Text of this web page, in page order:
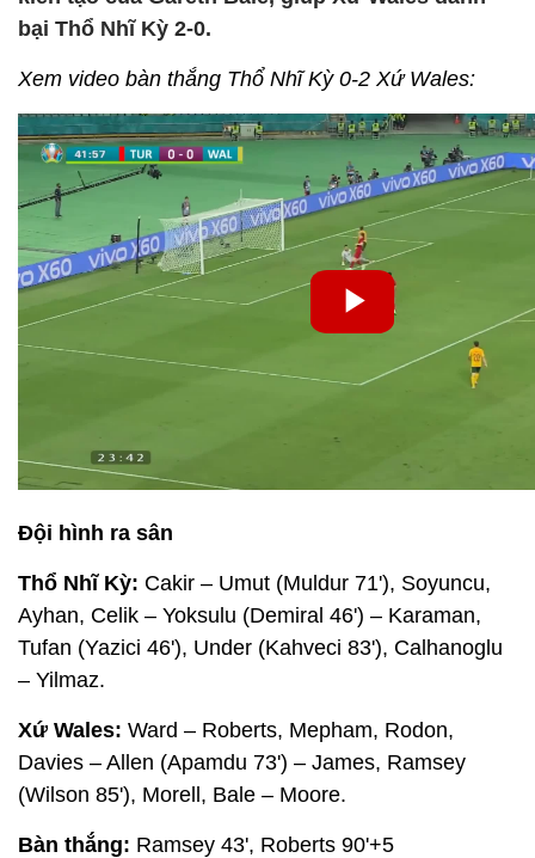
bại Thổ Nhĩ Kỳ 2-0.
Xem video bàn thắng Thổ Nhĩ Kỳ 0-2 Xứ Wales:
Đội hình ra sân
Thổ Nhĩ Kỳ: Cakir – Umut (Muldur 71'), Soyuncu,
Ayhan, Celik – Yoksulu (Demiral 46') – Karaman,
Tufan (Yazici 46'), Under (Kahveci 83'), Calhanoglu
– Yilmaz.
Xứ Wales: Ward – Roberts, Mepham, Rodon,
Davies – Allen (Apamdu 73') – James, Ramsey
(Wilson 85'), Morell, Bale – Moore.
Bàn thắng: Ramsey 43', Roberts 90'+5